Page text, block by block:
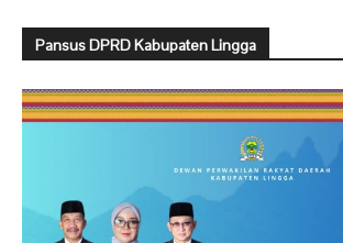
Pansus DPRD Kabupaten Lingga